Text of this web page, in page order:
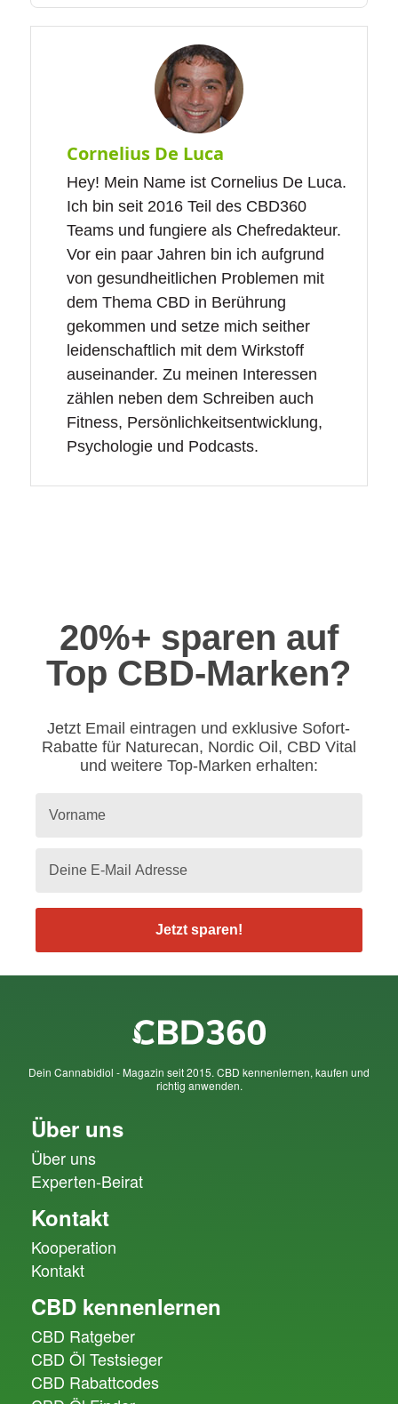
Cornelius De Luca
Hey! Mein Name ist Cornelius De Luca.
Ich bin seit 2016 Teil des CBD360
Teams und fungiere als Chefredakteur.
Vor ein paar Jahren bin ich aufgrund
von gesundheitlichen Problemen mit
dem Thema CBD in Berührung
gekommen und setze mich seither
leidenschaftlich mit dem Wirkstoff
auseinander. Zu meinen Interessen
zählen neben dem Schreiben auch
Fitness, Persönlichkeitsentwicklung,
Psychologie und Podcasts.
20%+ sparen auf
Top CBD-Marken?
Jetzt Email eintragen und exklusive Sofort-
Rabatte für Naturecan, Nordic Oil, CBD Vital
und weitere Top-Marken erhalten:
Jetzt sparen!
Dein Cannabidiol - Magazin seit 2015. CBD kennenlernen, kaufen und
richtig anwenden.
Über uns
Über uns
Experten-Beirat
Kontakt
Kooperation
Kontakt
CBD kennenlernen
CBD Ratgeber
CBD Öl Testsieger
CBD Rabattcodes